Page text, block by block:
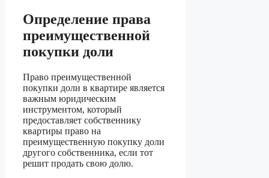
Определение права
преимущественной
покупки доли
Право преимущественной
покупки доли в квартире является
важным юридическим
инструментом, который
предоставляет собственнику
квартиры право на
преимущественную покупку доли
другого собственника, если тот
решит продать свою долю.